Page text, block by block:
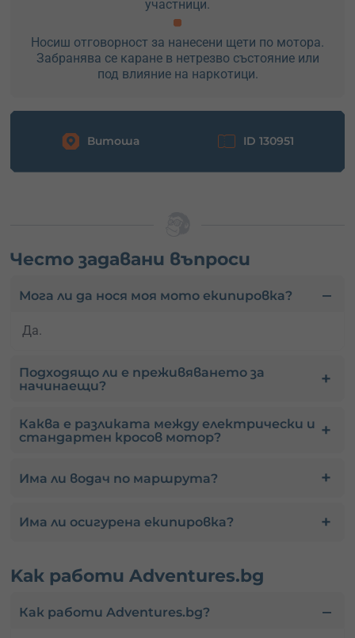
участници.
Носиш отговорност за нанесени щети по мотора.
Забранява се каране в нетрезво състояние или
под влияние на наркотици.
Витоша ID 130951
Често задавани въпроси
Мога ли да нося моя мото екипировка?
Да.
Подходящо ли е преживяването за
начинаещи?
Каква е разликата между електрически и
стандартен кросов мотор?
Има ли водач по маршрута?
Има ли осигурена екипировка?
Kак работи Adventures.bg
Как работи Adventures.bg?